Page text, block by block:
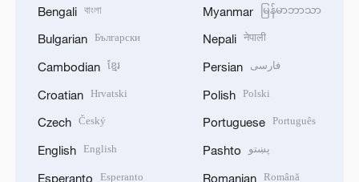
Bengali বাংলা
Bulgarian Български
Cambodian ខ្មែរ
Croatian Hrvatski
Czech Český
English English
Esperanto Esperanto
Myanmar မြန်မာဘာသာ
Nepali नेपाली
Persian فارسی
Polish Polski
Portuguese Português
Pashto پښتو
Romanian Română